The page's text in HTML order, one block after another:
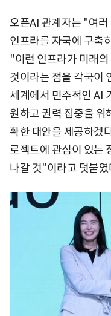
오픈AI 관계자는 "여
인프라를 자국에 구축
"이런 인프라가 미래
것이라는 점을 각국이
세계에서 민주적인 AI
원하고 권력 집중을 위
확한 대안을 제공하겠
로젝트에 관심이 있는
나갈 것"이라고 덧붙였